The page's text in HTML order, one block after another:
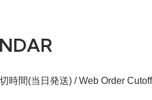
時間(当日発送) / Web Order